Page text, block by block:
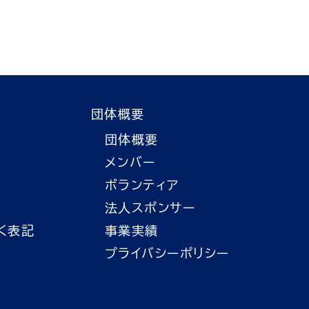
表記
団体概要
団体概要
メンバー
ボランティア
法人スポンサー
事業実績
プライバシーポリシー